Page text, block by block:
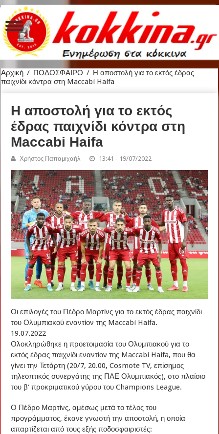
Αρχική / ΠΟΔΟΣΦΑΙΡΟ / Η αποστολή για το εκτός έδρας
παιχνίδι κόντρα στη Maccabi Haifa
Η αποστολή για το εκτός
έδρας παιχνίδι κόντρα στη
Maccabi Haifa
Χρήστος Παπαμιχαήλ 13:41 - 19/07/2022
Οι επιλογές του Πέδρο Μαρτίνς για το εκτός έδρας παιχνίδι
του Ολυμπιακού εναντίον της Maccabi Haifa.
19.07.2022
Ολοκληρώθηκε η προετοιμασία του Ολυμπιακού για το
εκτός έδρας παιχνίδι εναντίον της Maccabi Haifa, που θα
γίνει την Τετάρτη (20/7, 20.00, Cosmote TV, επίσημος
τηλεοπτικός συνεργάτης της ΠΑΕ Ολυμπιακός), στο πλαίσιο
του β’ προκριματικού γύρου του Champions League.
Ο Πέδρο Μαρτίνς, αμέσως μετά το τέλος του
προγράμματος, έκανε γνωστή την αποστολή, η οποία
απαρτίζεται από τους εξής ποδοσφαιριστές: